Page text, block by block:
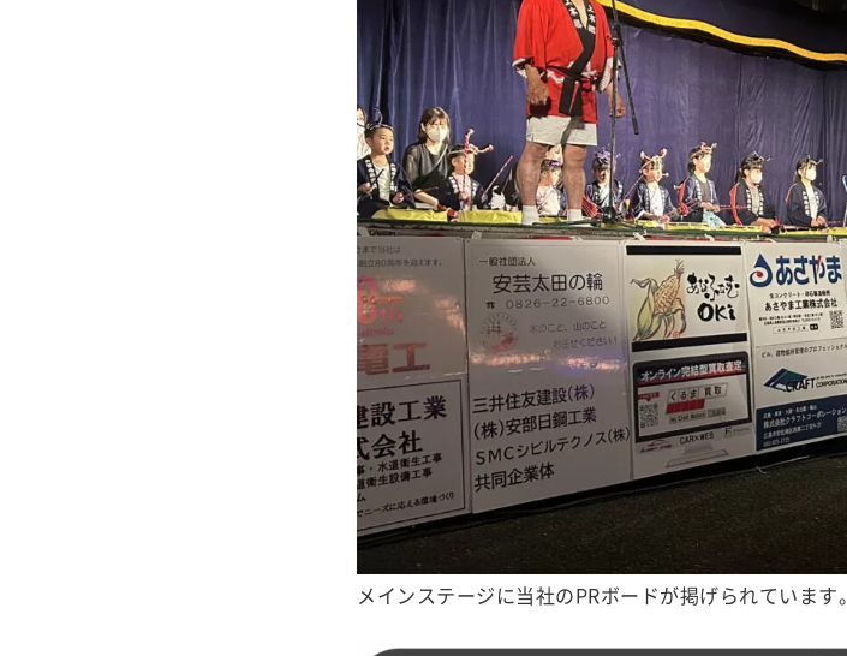
メインステージに当社のPRボードが掲げられています。